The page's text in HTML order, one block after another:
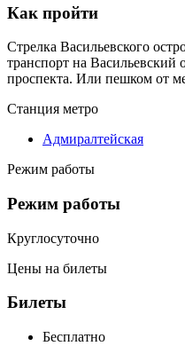
Как пройти
Стрелка Васильевского
транспорт на Васильевский
проспекта. Или пешком от
Станция метро
Адмиралтейская
Режим работы
Режим работы
Круглосуточно
Цены на билеты
Билеты
Бесплатно